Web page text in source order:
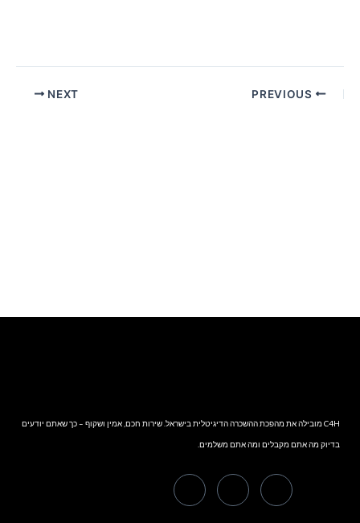
NEXT
לעזרתכם
C4H מובילה את מהפכת ההשכרה הדיגיטלית בישראל. שירות חכם, אמין ושקוף – כך שאתם יודעים
בדיוק מה אתם מקבלים ומה אתם משלמים.